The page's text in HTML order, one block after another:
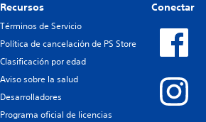
Recursos
Términos de Servicio
Política de cancelación de PS Store
Clasificación por edad
Aviso sobre la salud
Desarrolladores
Programa oficial de licencias
Conectar